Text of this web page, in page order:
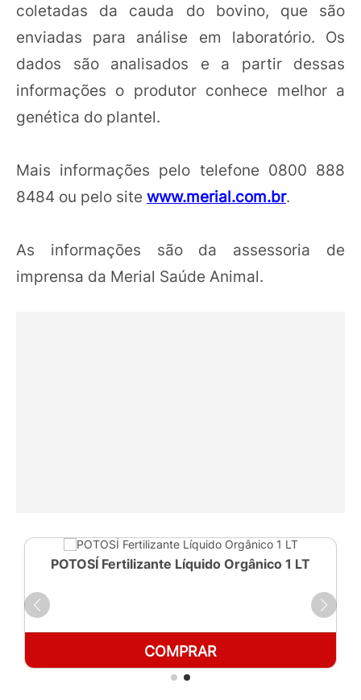
coletadas da cauda do bovino, que são
enviadas para análise em laboratório. Os
dados são analisados e a partir dessas
informações o produtor conhece melhor a
genética do plantel.
Mais informações pelo telefone 0800 888
8484 ou pelo site www.merial.com.br.
As informações são da assessoria de
imprensa da Merial Saúde Animal.
POTOSÍ Fertilizante Líquido Orgânico 1 LT
COMPRAR